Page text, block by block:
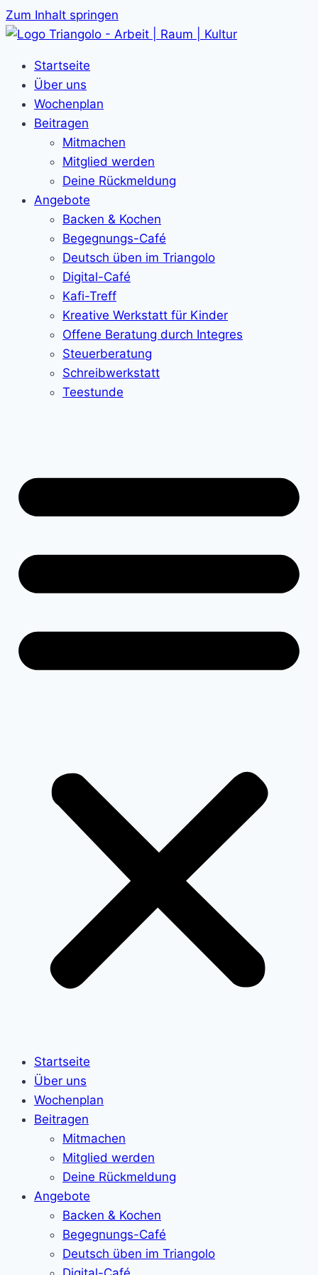
Zum Inhalt springen
Startseite
Über uns
Wochenplan
Beitragen
Mitmachen
Mitglied werden
Deine Rückmeldung
Angebote
Backen & Kochen
Begegnungs-Café
Deutsch üben im Triangolo
Digital-Café
Kafi-Treff
Kreative Werkstatt für Kinder
Offene Beratung durch Integres
Steuerberatung
Schreibwerkstatt
Teestunde
Startseite
Über uns
Wochenplan
Beitragen
Mitmachen
Mitglied werden
Deine Rückmeldung
Angebote
Backen & Kochen
Begegnungs-Café
Deutsch üben im Triangolo